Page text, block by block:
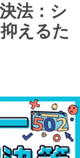
法：シ
えるた